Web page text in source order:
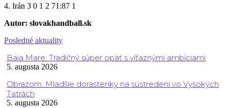
4. Irán 3 0 1 2 71:87 1
Autor: slovakhandball.sk
Posledné aktuality
Baia Mare: Tradičný súper opäť s víťaznými ambíciami
5. augusta 2026
Obrazom: Mladšie dorastenky na sústredení vo Vysokých
Tatrách
5. augusta 2026